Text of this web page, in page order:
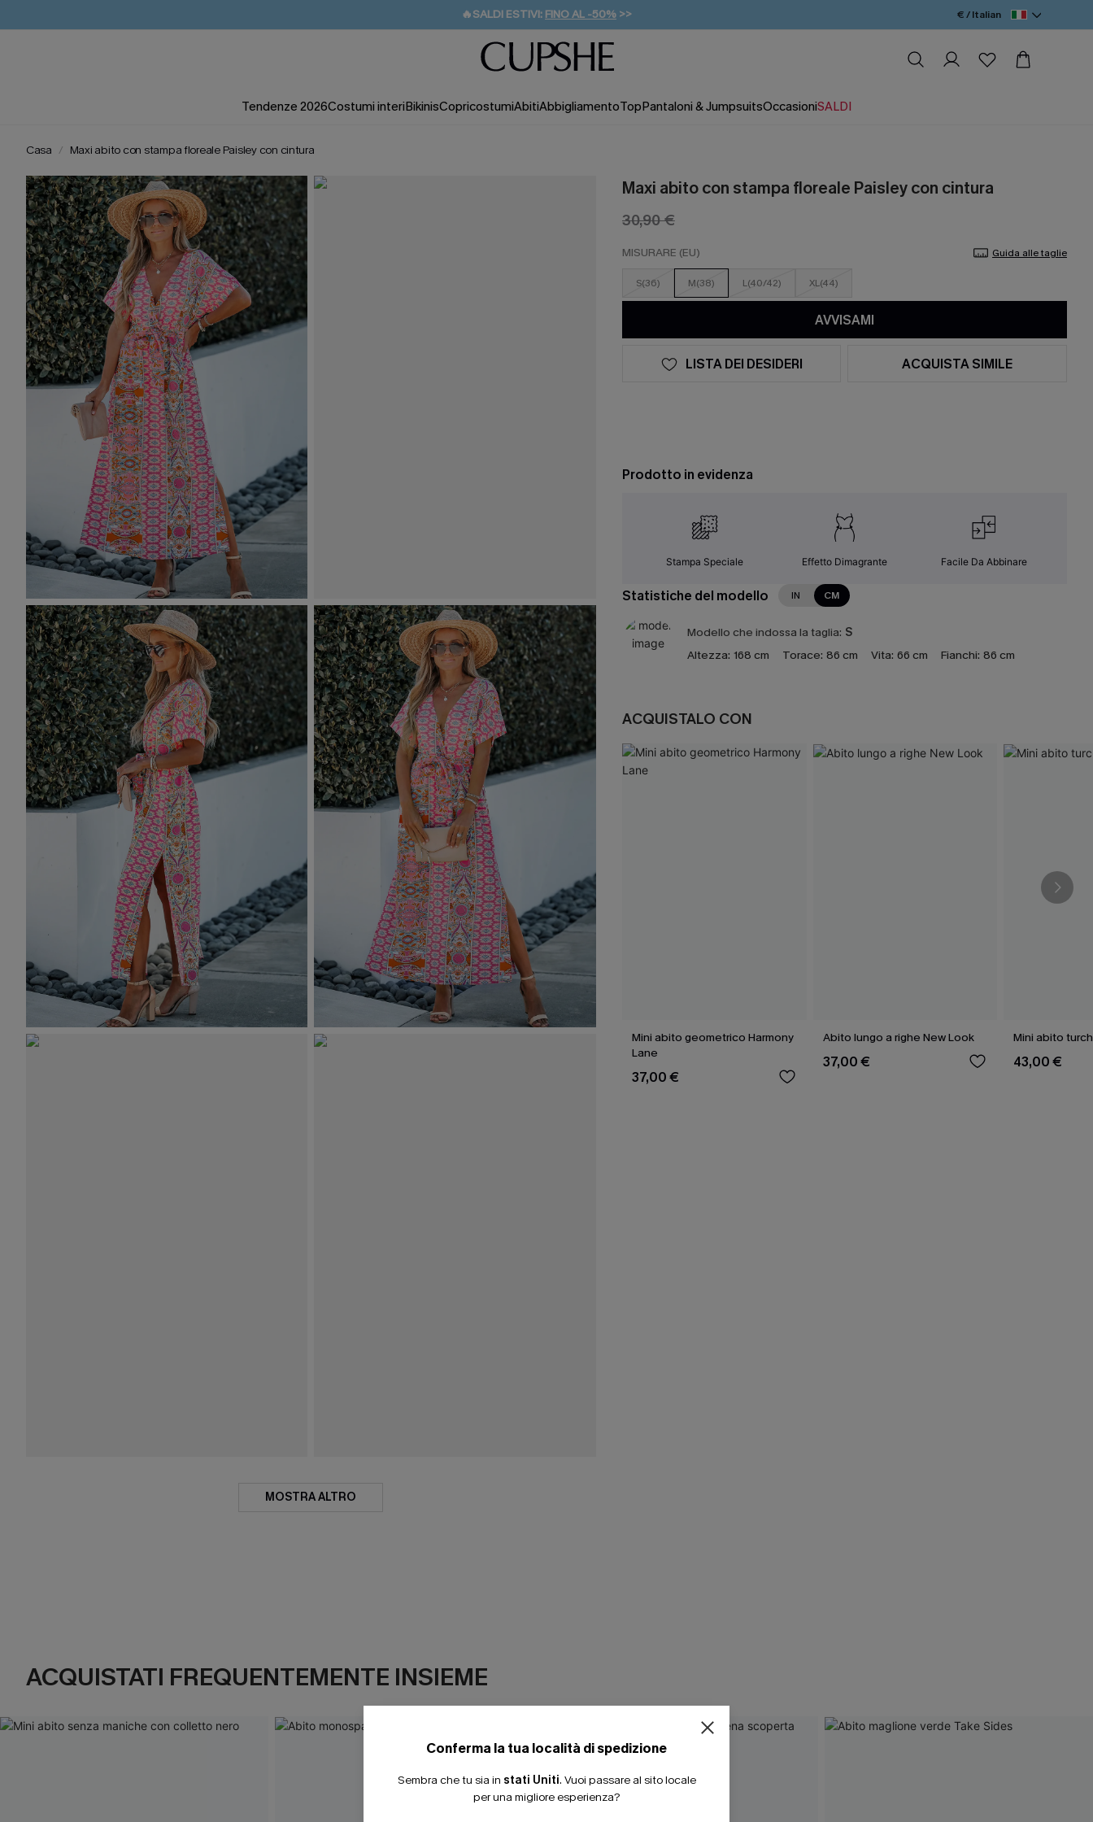
🔥SALDI ESTIVI: FINO AL -50% >>
🚚SPEDIZIONE GRATUITA DA 49€
💌REGALO PER I NUOVI: 20% DI SCONTO*
€ / Italian
Tendenze 2026Costumi interiBikinisCopricostumiAbitiAbbigliamentoTopPantaloni & JumpsuitsOccasioniSALDI
Casa Maxi abito con stampa floreale Paisley con cintura
MOSTRA ALTRO
Maxi abito con stampa floreale Paisley con cintura
30,90 €
MISURARE (EU) Guida alle taglie
S(36) M(38) L(40/42) XL(44)
AVVISAMI
LISTA DEI DESIDERI ACQUISTA SIMILE
Prodotto in evidenza
Stampa Speciale Effetto Dimagrante Facile Da Abbinare
Statistiche del modello IN CM
Modello che indossa la taglia: S
Altezza: 168 cm Torace: 86 cm Vita: 66 cm Fianchi: 86 cm
ACQUISTALO CON
Mini abito geometrico Harmony
Lane
37,00 €
Abito lungo a righe New Look
37,00 €
Mini abito
43,00 €
ACQUISTATI FREQUENTEMENTE INSIEME
Conferma la tua località di spedizione
Sembra che tu sia in stati Uniti. Vuoi passare al sito locale
per una migliore esperienza?
20% DI SCONTO SU 2 O PIÙ ARTICOLI